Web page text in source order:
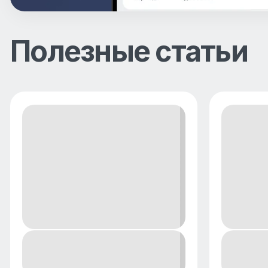
Полезные статьи